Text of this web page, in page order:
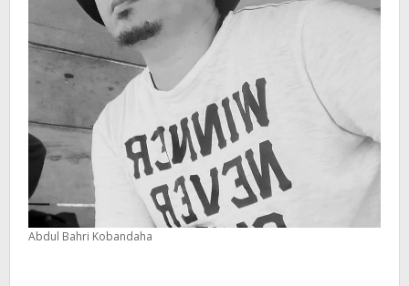
Abdul Bahri Kobandaha